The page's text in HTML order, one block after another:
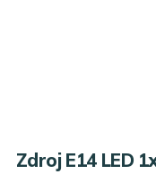
Zdroj E14 LED